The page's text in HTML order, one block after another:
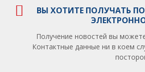
ВЫ ХОТИТЕ ПОЛУЧАТЬ
Получение новостей вы
Контактные данные ни в коем